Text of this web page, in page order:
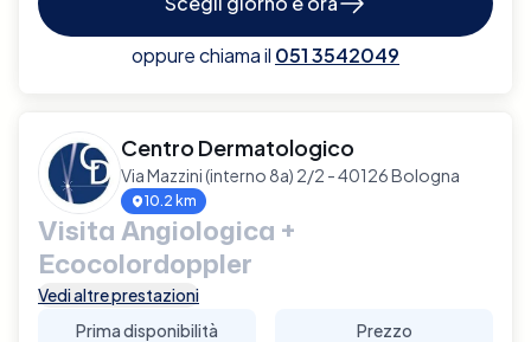
oppure chiama il 051 3542049
Centro Dermatologico
Via Mazzini (interno 8a) 2/2 - 40126 Bologna
10.2 km
Visita Angiologica +
Ecocolordoppler
Vedi altre prestazioni
Prima disponibilità
Prezzo